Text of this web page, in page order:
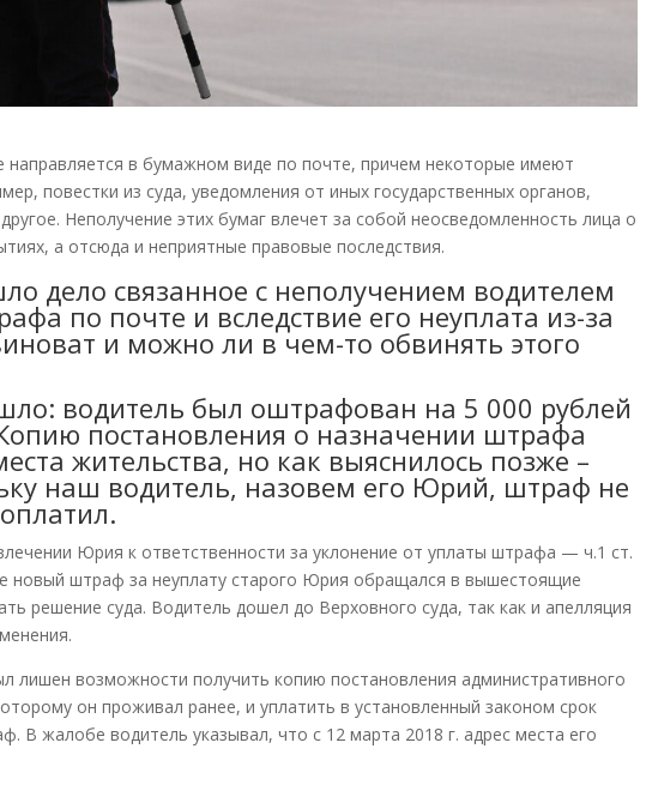
в бумажном виде по почте, причем некоторые имеют
повестки из суда, уведомления от иных государственных органов,
Неполучение этих бумаг влечет за собой неосведомленность лица о
а отсюда и неприятные правовые последствия.
дело связанное с неполучением водителем
по почте и вследствие его неуплата из-за
и можно ли в чем-то обвинять этого
водитель был оштрафован на 5 000 рублей
постановления о назначении штрафа
жительства, но как выяснилось позже –
наш водитель, назовем его Юрий, штраф не
Юрия к ответственности за уклонение от уплаты штрафа — ч.1 ст.
новый штраф за неуплату старого Юрия обращался в вышестоящие
решение суда. Водитель дошел до Верховного суда, так как и апелляция
лишен возможности получить копию постановления административного
он проживал ранее, и уплатить в установленный законом срок
В жалобе водитель указывал, что с 12 марта 2018 г. адрес места его